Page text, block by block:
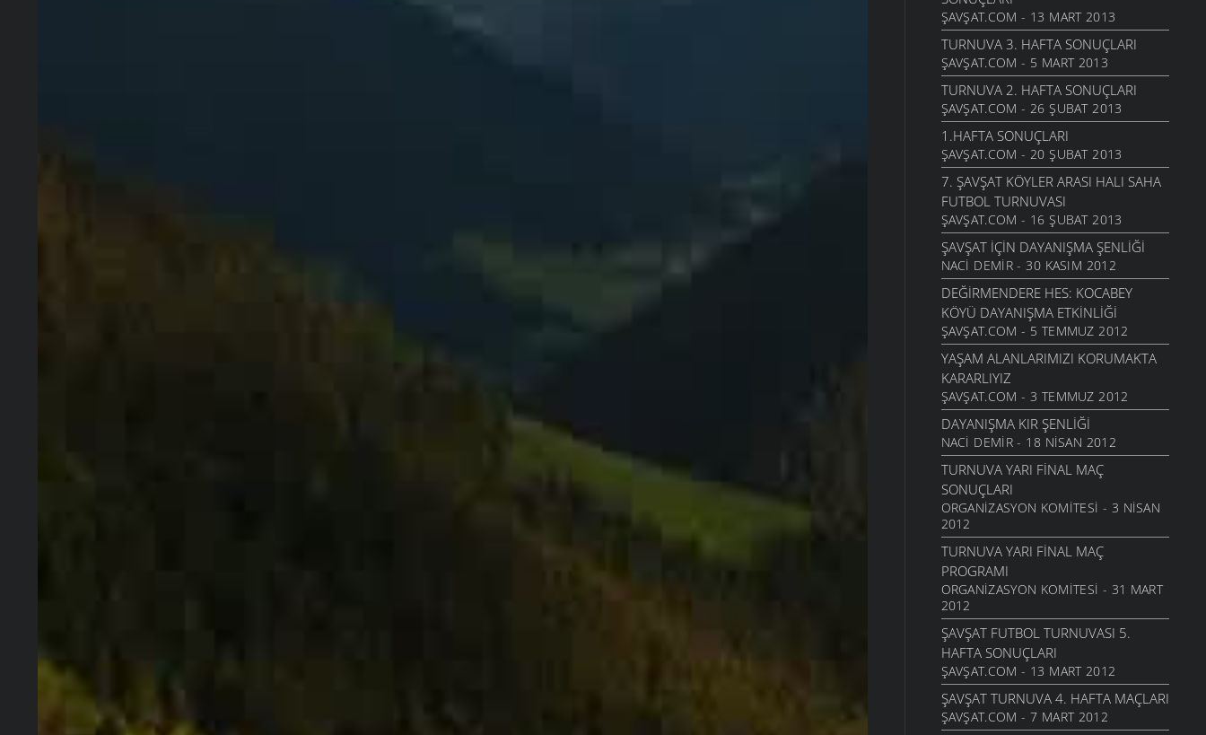
ŞAVŞAT.COM - 13 MART 2013
TURNUVA 3. HAFTA SONUÇLARI
ŞAVŞAT.COM - 5 MART 2013
TURNUVA 2. HAFTA SONUÇLARI
ŞAVŞAT.COM - 26 ŞUBAT 2013
1.HAFTA SONUÇLARI
ŞAVŞAT.COM - 20 ŞUBAT 2013
7. ŞAVŞAT KÖYLER ARASI HALI SAHA
FUTBOL TURNUVASI
ŞAVŞAT.COM - 16 ŞUBAT 2013
ŞAVŞAT İÇIN DAYANIŞMA ŞENLIĞI
NACI DEMIR - 30 KASIM 2012
DEĞIRMENDERE HES: KOCABEY
KÖYÜ DAYANIŞMA ETKINLIĞI
ŞAVŞAT.COM - 5 TEMMUZ 2012
YAŞAM ALANLARIMIZI KORUMAKTA
KARARLIYIZ
ŞAVŞAT.COM - 3 TEMMUZ 2012
DAYANIŞMA KIR ŞENLIĞI
NACI DEMIR - 18 NISAN 2012
TURNUVA YARI FINAL MAÇ
SONUÇLARI
ORGANIZASYON KOMITESI - 3 NISAN
2012
TURNUVA YARI FINAL MAÇ
PROGRAMI
ORGANIZASYON KOMITESI - 31 MART
2012
ŞAVŞAT FUTBOL TURNUVASI 5.
HAFTA SONUÇLARI
ŞAVŞAT.COM - 13 MART 2012
ŞAVŞAT TURNUVA 4. HAFTA MAÇLARI
ŞAVŞAT.COM - 7 MART 2012